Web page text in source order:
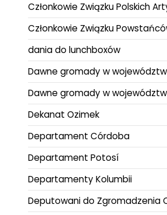
Członkowie Związku Polskich
Członkowie Związku
dania do lunchboxów
Dawne gromady w
Dawne gromady w
Dekanat Ozimek
Departament Córdoba
Departament Potosí
Departamenty Kolumbii
Deputowani do Zgromadzenia